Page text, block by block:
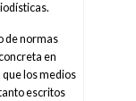
de normas
en
los medios
escritos